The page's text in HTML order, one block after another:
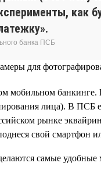
как
банка ПСБ
для
мобильном
лица). В ПСБ
рынке
свой смартфон